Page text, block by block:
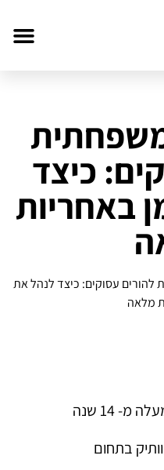
כיצד
באחריות
להורים עסוקים: כיצד לנהל את
מלאה
מ- 14 שנה
בתחום